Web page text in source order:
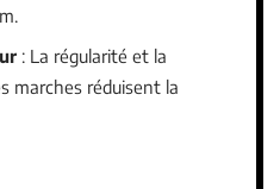
: La régularité et la
marches réduisent la